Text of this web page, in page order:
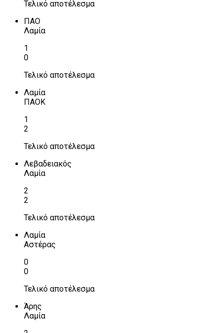
Τελικό αποτέλεσμα
ΠΑΟ
Λαμία
1
0
Τελικό αποτέλεσμα
Λαμία
ΠΑΟΚ
1
2
Τελικό αποτέλεσμα
Λεβαδειακός
Λαμία
2
2
Τελικό αποτέλεσμα
Λαμία
Αστέρας
0
0
Τελικό αποτέλεσμα
Άρης
Λαμία